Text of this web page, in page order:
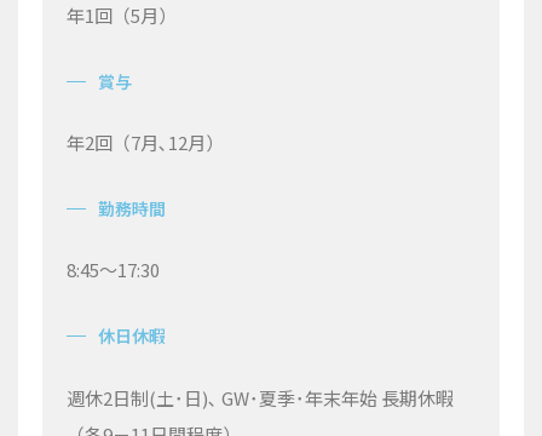
年1回（5月）
賞与
年2回（7月､ 12月）
勤務時間
8:45～17:30
休日休暇
週休2日制(土･日)､ GW･夏季･年末年始 長期休暇